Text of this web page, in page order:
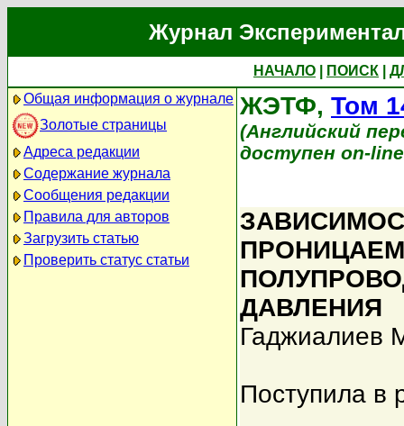
Журнал
НАЧАЛО ПОИСК
Общая информация о журнале
Золотые страницы
Адреса редакции
Содержание журнала
Сообщения редакции
Правила для авторов
Загрузить статью
Проверить статус статьи
ЖЭТФ, Том
(Английский
доступен on-
ДАВЛЕНИЯ
Гаджиалиев
Поступила в